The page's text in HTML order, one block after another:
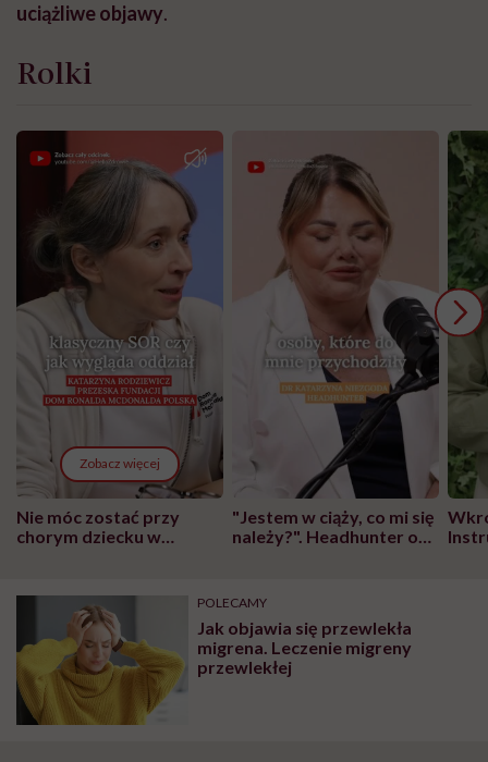
uciążliwe objawy.
Rolki
Zobacz więcej
Nie móc zostać przy
chorym dziecku w
może chyba tylko
głupota i brak
wyobraźni"
"Jestem w ciąży, co mi się
należy?". Headhunter o
pracy
POLECAMY
Jak objawia się przewlekła
migrena. Leczenie migreny
przewlekłej